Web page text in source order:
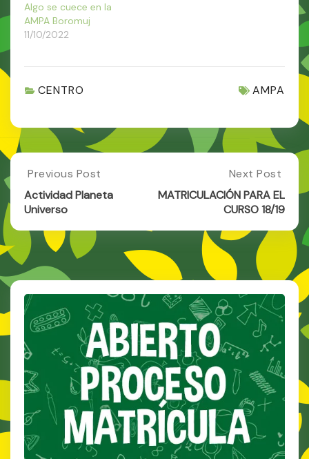
Algo se cuece en la
AMPA Boromuj
11/10/2022
CENTRO AMPA
Post
navigation
Previous
Post:
Actividad
Universo
Previous Post
Actividad Planeta
Universo
Next
Post:
EL
CURSO
18/19
Next Post
MATRICULACIÓN PARA EL
CURSO 18/19